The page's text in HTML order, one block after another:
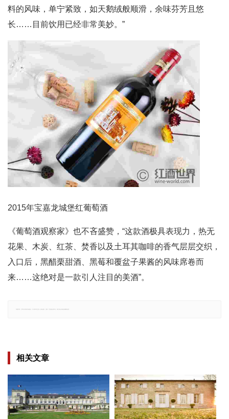
料的风味，单宁紧致，如天鹅绒般顺滑，余味芬芳且悠
长……目前饮用已经非常美妙。”
2015年宝嘉龙城堡红葡萄酒
《葡萄酒观察家》也不吝盛赞，“这款酒极具表现力，热无
花果、木炭、红茶、焚香以及土耳其咖啡的香气层层交织，
入口后，黑醋栗甜酒、黑莓和覆盆子果酱的风味席卷而
来……这绝对是一款引人注目的美酒”。
相关文章